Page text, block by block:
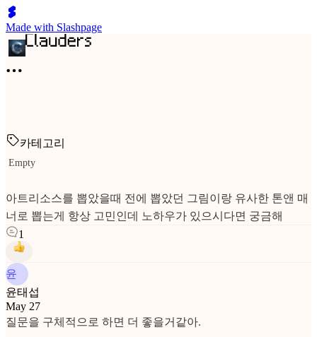
Made with Slashpage
카테고리
Empty
아트리소스를 뽑았을때 전에 뽑았던 그림이랑 유사한 톤앤 매
너로 뽑는게 항상 고민인데 노하우가 있으시다면 궁금해
1
윤
윤태섭
May 27
질문을 구체적으로 하면 더 좋을거같아.